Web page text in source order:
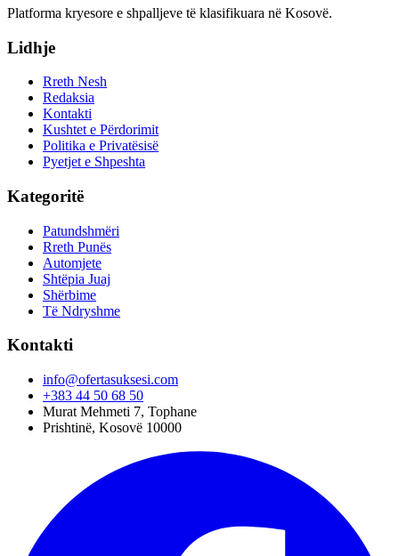
Platforma kryesore e shpalljeve të klasifikuara në Kosovë.
Lidhje
Rreth Nesh
Redaksia
Kontakti
Kushtet e Përdorimit
Politika e Privatësisë
Pyetjet e Shpeshta
Kategoritë
Patundshmëri
Rreth Punës
Automjete
Shtëpia Juaj
Shërbime
Të Ndryshme
Kontakti
info@ofertasuksesi.com
+383 44 50 68 50
Murat Mehmeti 7, Tophane
Prishtinë, Kosovë 10000